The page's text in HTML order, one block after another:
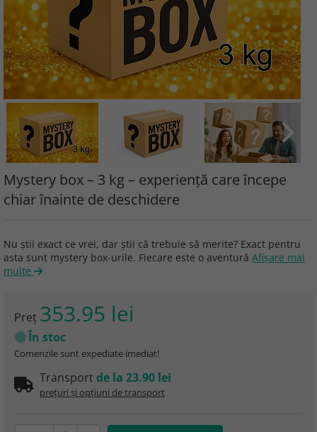
Mystery box – 3 kg – experiență care începe
chiar înainte de deschidere
Nu știi exact ce vrei, dar știi că trebuie să merite? Exact pentru
asta sunt mystery box-urile. Fiecare este o aventură Afişare mai
multe
Preţ 353.95 lei
În stoc
Comenzile sunt expediate imediat!
Transport de la 23.90 lei
prețuri și opțiuni de transport